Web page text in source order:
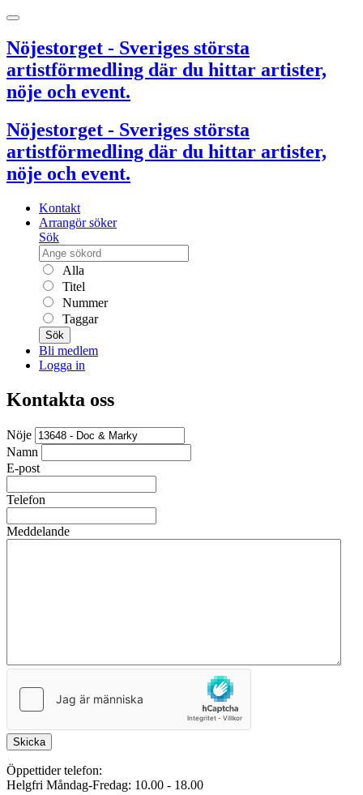
Nöjestorget - Sveriges största
artistförmedling där du hittar artister,
nöje och event.
Nöjestorget - Sveriges största
artistförmedling där du hittar artister,
nöje och event.
Kontakt
Arrangör söker
Sök
Alla
Titel
Nummer
Taggar
Sök
Bli medlem
Logga in
Kontakta oss
Nöje
Namn
E-post
Telefon
Meddelande
Skicka
Öppettider telefon:
Helgfri Måndag-Fredag: 10.00 - 18.00